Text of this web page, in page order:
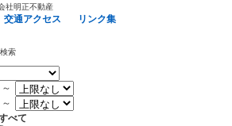
社明正不動産
交​通​ア​ク​セ​ス​ リ​ン​ク​集​
索
～
～
べて